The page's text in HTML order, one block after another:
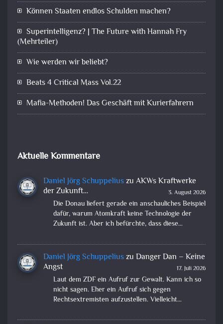
Können Staaten endlos Schulden machen?
Superintelligenz? | The Future with Hannah Fry
(Mehrteiler)
Wie werden wir beliebt?
Beats 4 Critical Mass Vol.22
Mafia-Methoden! Das Geschäft mit Kurierfahrern
Aktuelle Kommentare
Daniel Jörg Schuppeliuszu AKWs Kraftwerke
der Zukunft…
3. August 2026
Die Donau liefert gerade ein anschauliches Beispiel
dafür, warum Atomkraft keine Technologie der
Zukunft ist. Aber ich befürchte, dass diese…
Daniel Jörg Schuppeliuszu Danger Dan – Keine
Angst
17. Juli 2026
Laut dem ZDF ein Aufruf zur Gewalt. Kann ich so
nicht sagen. Eher ein Aufruf sich gegen
Rechtsextremisten aufzustellen. Vielleicht…